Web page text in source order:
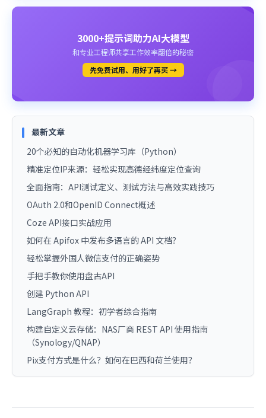
3000+提示词助力AI大模型
和专业工程师共享工作效率翻倍的秘密
先免费试用、用好了再买 →
最新文章
20个必知的自动化机器学习库（Python）
精准定位IP来源：轻松实现高德经纬度定位查询
全面指南：API测试定义、测试方法与高效实践技巧
OAuth 2.0和OpenID Connect概述
Coze API接口实战应用
如何在 Apifox 中发布多语言的 API 文档？
轻松掌握外国人微信支付的正确姿势
手把手教你使用盘古API
创建 Python API
LangGraph 教程：初学者综合指南
构建自定义云存储：NAS厂商 REST API 使用指南
（Synology/QNAP）
Pix支付方式是什么？如何在巴西和荷兰使用？